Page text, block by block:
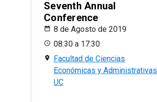
Seventh Annual
Conference
8 de Agosto de 2019
08:30 a 17:30
Facultad de Ciencias
Económicas y Administrativas
UC